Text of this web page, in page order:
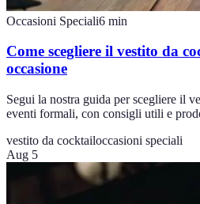
Occasioni Speciali6 min
Come scegliere il vestito da
occasione
Segui la nostra guida per scegliere il
eventi formali, con consigli utili e
vestito da cocktailoccasioni speciali
Aug 5